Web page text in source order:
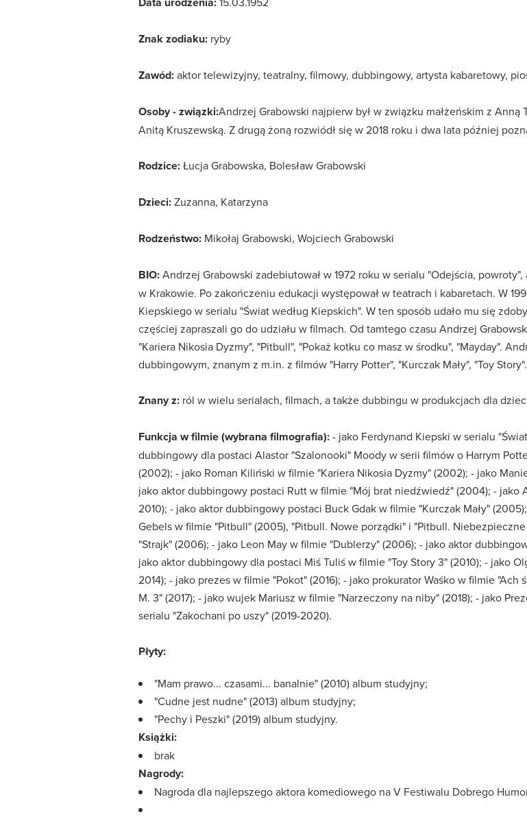
Znak zodiaku: ryby
Zawód:aktor telewizyjny, teatralny, filmowy, dubbingowy, artysta kabaretowy,
Osoby - związki:Andrzej Grabowski najpierw był w związku małżeńskim z Anną
Anitą Kruszewską. Z drugą żoną rozwiódł się w 2018 roku i dwa lata później
Rodzice:Łucja Grabowska, Bolesław Grabowski
Dzieci:Zuzanna, Katarzyna
Rodzeństwo: Mikołaj Grabowski, Wojciech Grabowski
BIO:Andrzej Grabowski zadebiutował w 1972 roku w serialu "Odejścia,
w Krakowie. Po zakończeniu edukacji występował w teatrach i kabaretach. W
Kiepskiego w serialu "Świat według Kiepskich". W ten sposób udało mu się
częściej zapraszali go do udziału w filmach. Od tamtego czasu Andrzej
"Kariera Nikosia Dyzmy", "Pitbull", "Pokaż kotku co masz w środku", "Mayday".
dubbingowym, znanym z m.in. z filmów "Harry Potter", "Kurczak Mały", "Toy Story".
Znany z: ról w wielu serialach, filmach, a także dubbingu w produkcjach dla
Funkcja w filmie (wybrana filmografia):- jako Ferdynand Kiepski w serialu
dubbingowy dla postaci Alastor "Szalonooki" Moody w serii filmów o Harrym
(2002); - jako Roman Kiliński w filmie "Kariera Nikosia Dyzmy" (2002); - jako
jako aktor dubbingowy postaci Rutt w filmie "Mój brat niedźwiedź" (2004); - jako
2010); - jako aktor dubbingowy postaci Buck Gdak w filmie "Kurczak Mały"
Gebels w filmie "Pitbull" (2005), "Pitbull. Nowe porządki" i "Pitbull.
"Strajk" (2006); - jako Leon May w filmie "Dublerzy" (2006); - jako aktor
jako aktor dubbingowy dla postaci Miś Tuliś w filmie "Toy Story 3" (2010); - jako
2014); - jako prezes w filmie "Pokot" (2016); - jako prokurator Waśko w filmie
M. 3" (2017); - jako wujek Mariusz w filmie "Narzeczony na niby" (2018); - jako
serialu "Zakochani po uszy" (2019-2020).
Płyty:
"Mam prawo... czasami... banalnie" (2010) album studyjny;
"Cudne jest nudne" (2013) album studyjny;
"Pechy i Peszki" (2019) album studyjny.
Książki:
brak
Nagrody:
Nagroda dla najlepszego aktora komediowego na V Festiwalu Dobrego